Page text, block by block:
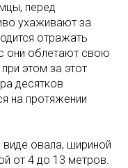
перед
ухаживают за
отражать
они облетают свою
этом за этот
десятков
на протяжении
виде овала, шириной
от 4 до 13 метров.